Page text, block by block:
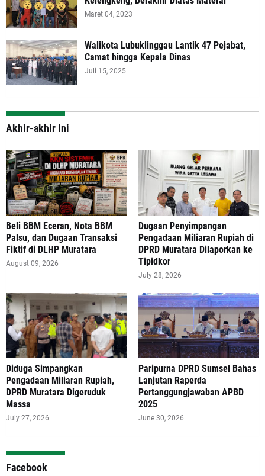
Maret 04, 2023
Walikota Lubuklinggau Lantik 47 Pejabat,
Camat hingga Kepala Dinas
Juli 15, 2025
Akhir-akhir Ini
‎Beli BBM Eceran, Nota BBM
Palsu, dan Dugaan Transaksi
Fiktif di DLHP Muratara
August 09, 2026
‎Dugaan Penyimpangan
Pengadaan Miliaran Rupiah di
DPRD Muratara Dilaporkan ke
Tipidkor
July 28, 2026
Diduga Simpangkan
Pengadaan Miliaran Rupiah,
DPRD Muratara Digeruduk
Massa
July 27, 2026
Paripurna DPRD Sumsel Bahas
Lanjutan Raperda
Pertanggungjawaban APBD
2025
June 30, 2026
Facebook